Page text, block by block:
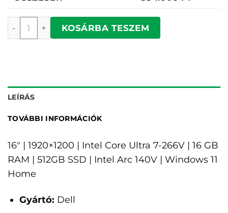
Dell Pro 16 Plus mennyiség
KOSÁRBA TESZEM
LEÍRÁS
TOVÁBBI INFORMÁCIÓK
16" | 1920×1200 | Intel Core Ultra 7-266V | 16 GB
RAM | 512GB SSD | Intel Arc 140V | Windows 11
Home
Gyártó: Dell